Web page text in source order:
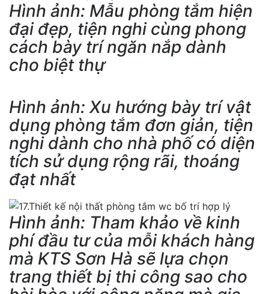
Hình ảnh: Mẫu phòng tắm hiện
đại đẹp, tiện nghi cùng phong
cách bày trí ngăn nắp dành
cho biệt thự
Hình ảnh: Xu hướng bày trí vật
dụng phòng tắm đơn giản, tiện
nghi dành cho nhà phố có diện
tích sử dụng rộng rãi, thoáng
đạt nhất
Hình ảnh: Tham khảo về kinh
phí đầu tư của mỗi khách hàng
mà KTS Sơn Hà sẽ lựa chọn
trang thiết bị thi công sao cho